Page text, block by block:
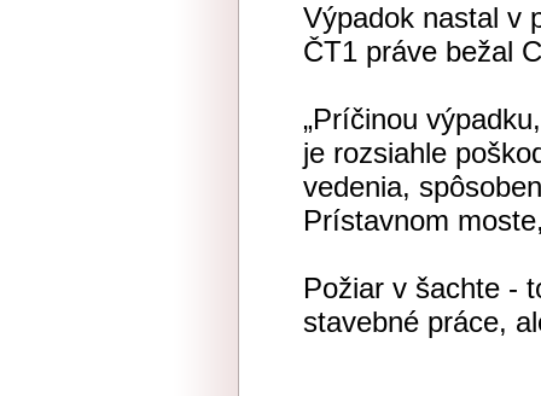
Výpadok nastal v
ČT1 práve bežal
„Príčinou
je rozsiahle
vedenia,
Prístavnom
Požiar v šachte -
stavebné práce,